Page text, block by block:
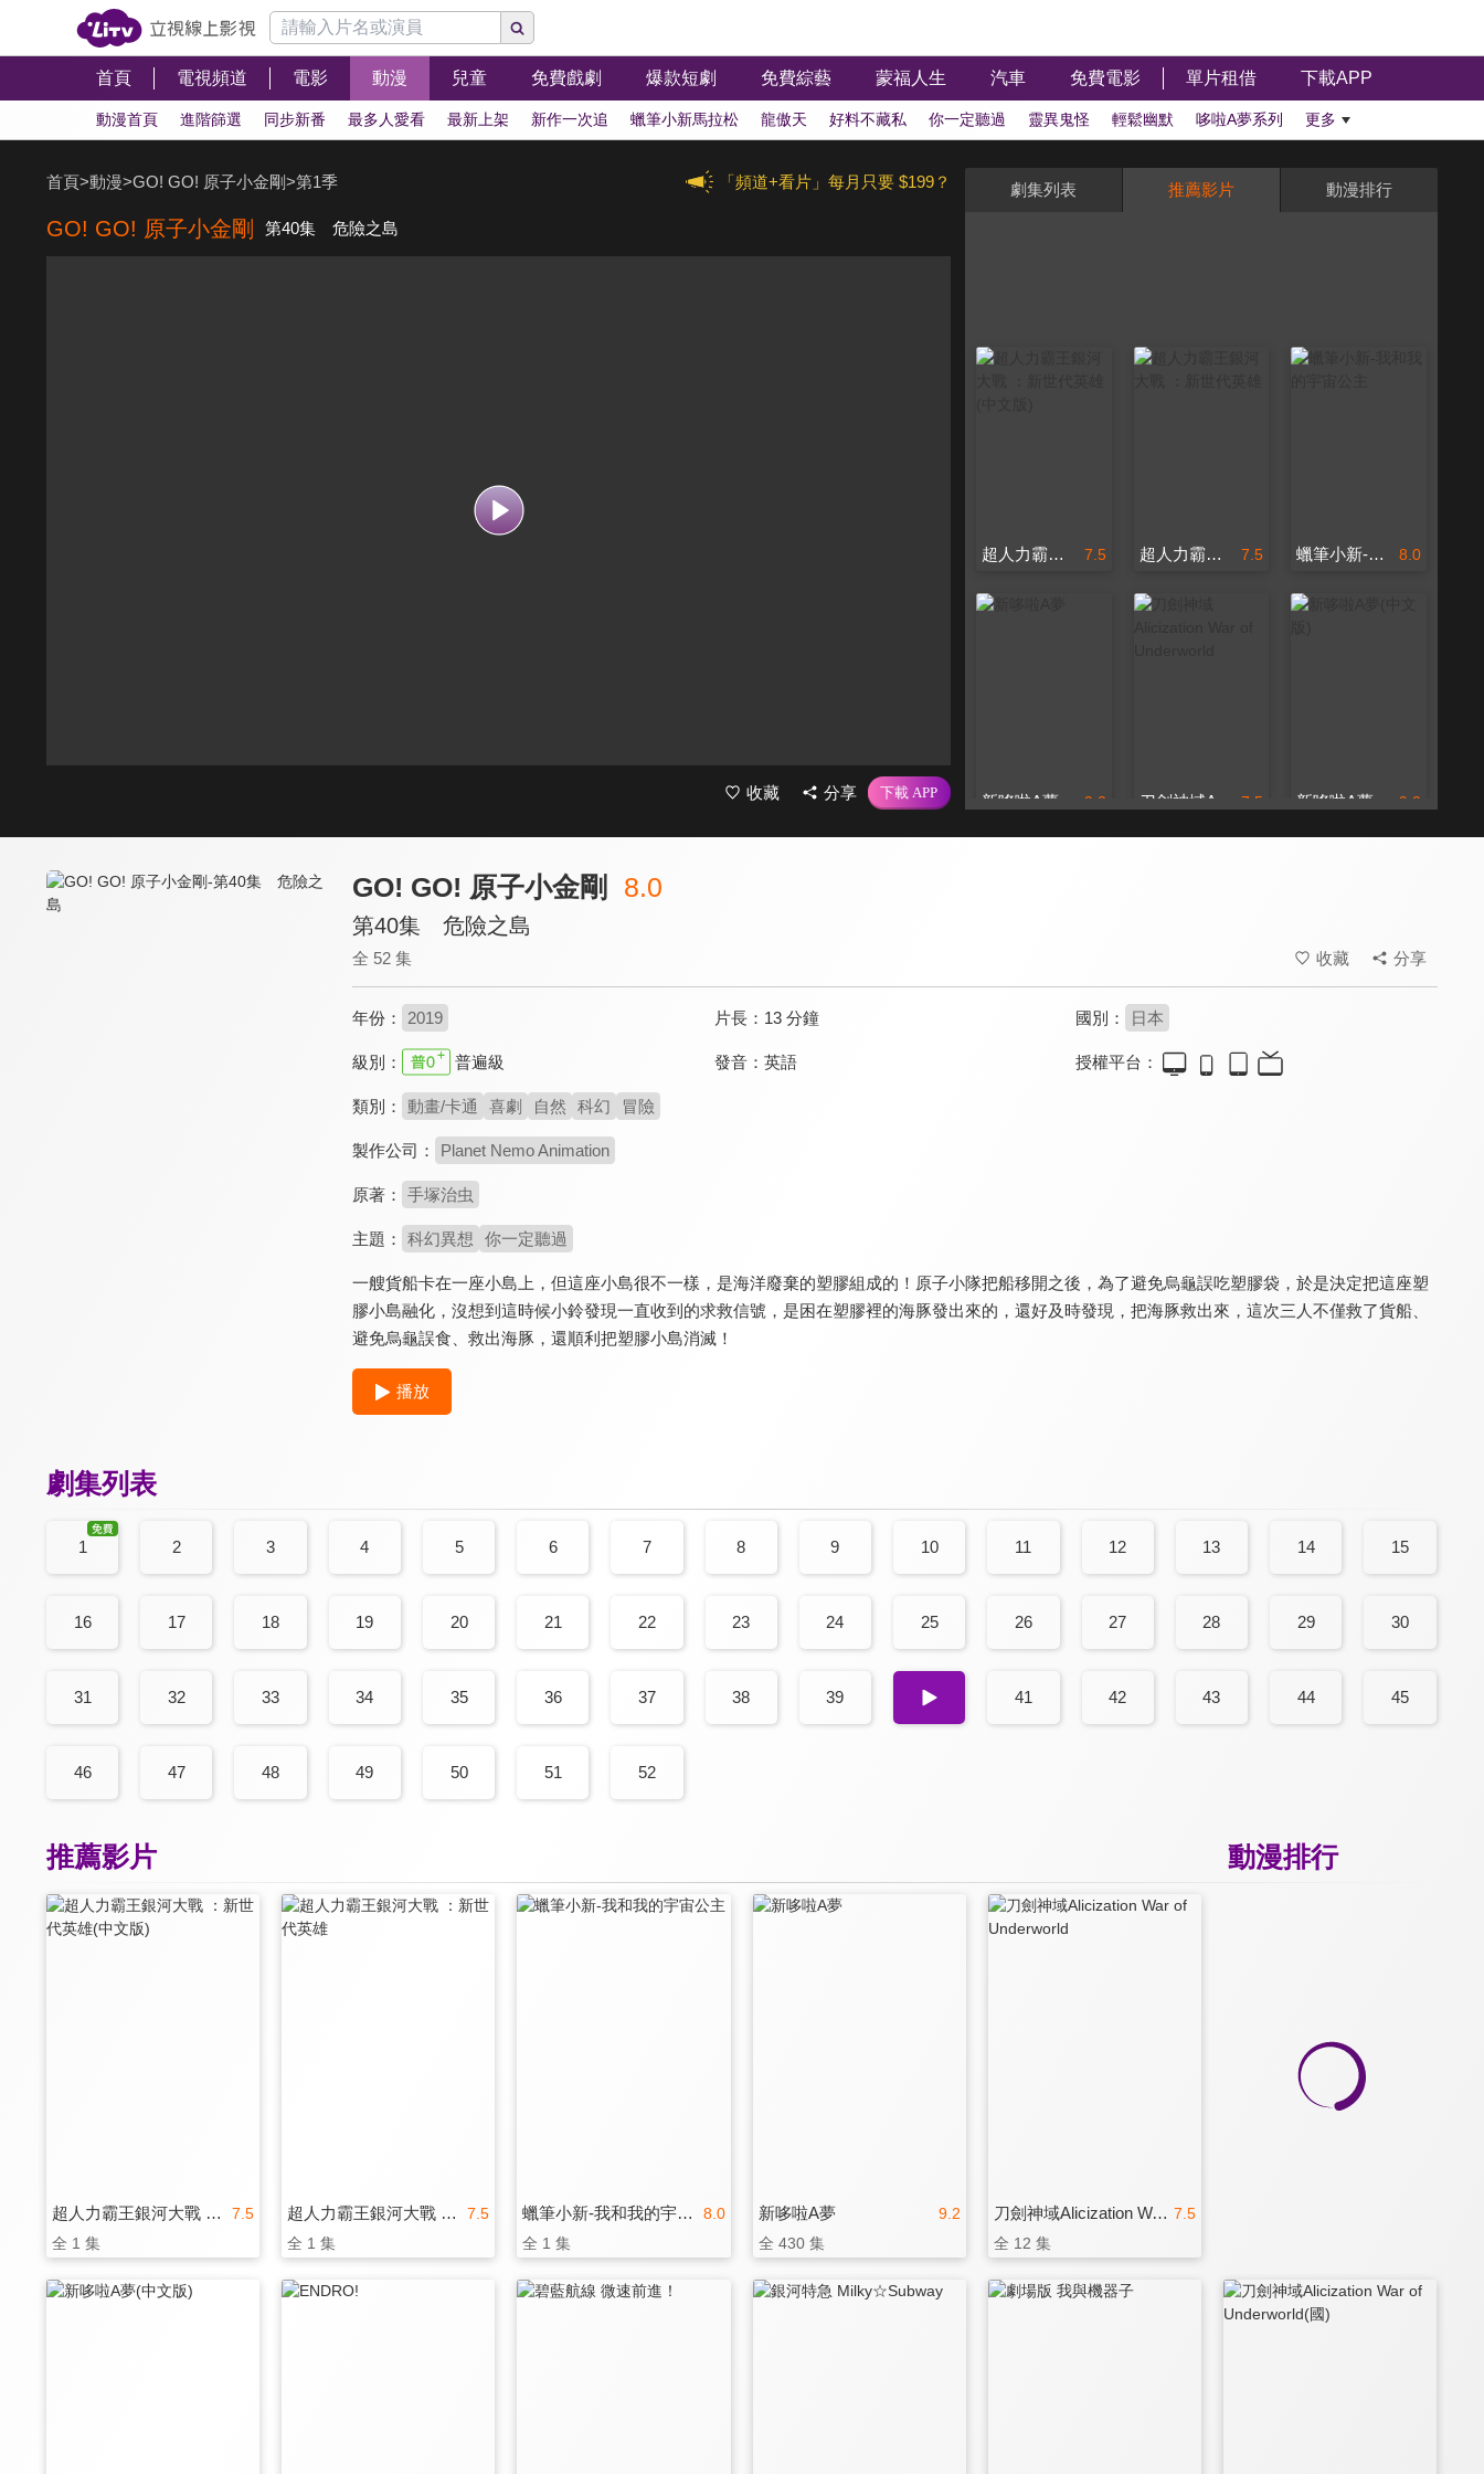
首頁 電視頻道 電影 動漫 兒童 免費戲劇 爆款短劇 免費綜藝 蒙福人生 汽車 免費電影 單片租借 下載APP
動漫首頁 進階篩選 同步新番 最多人愛看 最新上架 新作一次追 蠟筆小新馬拉松 龍傲天 好料不藏私 你一定聽過 靈異鬼怪 輕鬆幽默 哆啦A夢系列 更多
「頻道+看片」每月只要 $199？
首頁>動漫>GO! GO! 原子小金剛>第1季
GO! GO! 原子小金剛 第40集 危險之島
收藏 分享
劇集列表 推薦影片 動漫排行
7.5
超人力霸王銀河大戰 ：新世代英雄(中文版) 7.5
超人力霸王銀河大戰 ：新世代英雄 8.0
蠟筆小新-我和我的宇宙公主
9.2
新哆啦A夢 7.5 9.2
8.0 8.0
碧藍航線 微速前進！
GO! GO! 原子小金剛 8.0
第40集 危險之島
全 52 集 收藏 分享
年份： 2019 片長： 13 分鐘 國別： 日本
級別： 普遍級 發音： 英語 授權平台：
類別： 動畫/卡通 喜劇 自然 科幻 冒險
製作公司： Planet Nemo Animation
原著： 手塚治虫
主題： 科幻異想 你一定聽過
一艘貨船卡在一座小島上，但這座小島很不一樣，是海洋廢棄的塑膠組成的！原子小隊把船移開之後，為了避免烏龜誤吃塑膠袋，於是決定把這座塑
膠小島融化，沒想到這時候小鈴發現一直收到的求救信號，是困在塑膠裡的海豚發出來的，還好及時發現，把海豚救出來，這次三人不僅救了貨船、
避免烏龜誤食、救出海豚，還順利把塑膠小島消滅！
播放
劇集列表
1 2 3 4 5 6 7 8 9 10 11 12 13 14 15
16 17 18 19 20 21 22 23 24 25 26 27 28 29 30
31 32 33 34 35 36 37 38 39 40 41 42 43 44 45
46 47 48 49 50 51 52
動漫排行
推薦影片
7.5
超人力霸王銀河大戰 ：新世代英雄(中文版)
全 1 集
7.5
超人力霸王銀河大戰 ：新世代英雄
全 1 集
8.0
蠟筆小新-我和我的宇宙公主
全 1 集
9.2
新哆啦A夢
全 430 集
7.5
刀劍神域Alicization War of Underworld
全 12 集